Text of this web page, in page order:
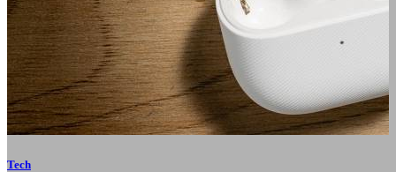
Tech